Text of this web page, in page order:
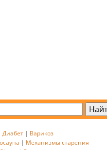
Диабет| Варикоз
| Механизмы старения